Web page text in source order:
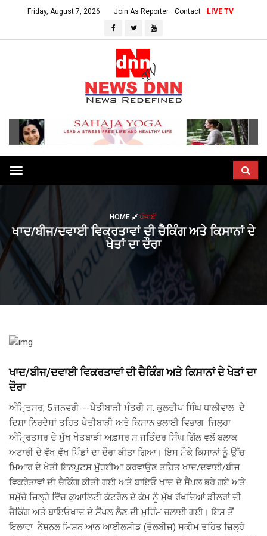
Friday, August 7, 2026 Join As Reporter Contact LIVE TV
Toggle
navigation
HOME ਪੰਜਾਬੀ
ਖਾਦ/ਬੀਜ/ਦਵਾਈ ਵਿਕਰਤਾਵਾਂ ਦੀ ਚੈਕਿੰਗ ਅਤੇ ਕਿਸਾਨਾਂ ਦੇ
ਖੇਤਾਂ ਦਾ ਦੌਰਾ
ਖਾਦ/ਬੀਜ/ਦਵਾਈ ਵਿਕਰਤਾਵਾਂ ਦੀ ਚੈਕਿੰਗ ਅਤੇ ਕਿਸਾਨਾਂ ਦੇ ਖੇਤਾਂ ਦਾ
ਦੌਰਾ
ਅੰਮਿ੍ਤਸਰ, 5 ਜਨਵਰੀ---ਖੇਤੀਬਾੜੀ ਮੰਤਰੀ ਸ. ਕੁਲਦੀਪ ਸਿੰਘ ਧਾਲੀਵਾਲ ਦੇ
ਦਿਸ਼ਾ ਨਿਰਦੇਸ਼ਾਂ ਤਹਿਤ ਖੇਤੀਬਾੜੀ ਅਤੇ ਕਿਸਾਨ ਭਲਾਈ ਵਿਭਾਗ ਜਿਲ੍ਹਾ
ਅੰਮ੍ਰਿਤਸਰ ਦੇ ਮੁੱਖ ਖੇਤਬਾੜੀ ਅਫ਼ਸਰ ਸ ਜਤਿੰਦਰ ਸਿੰਘ ਗਿੱਲ ਵਲੋਂ ਬਲਾਕ
ਅਟਾਰੀ ਦੇ ਵੱਖ ਵੱਖ ਪਿੰਡਾਂ ਦਾ ਦੌਰਾ ਕੀਤਾ ਗਿਆ। ਇਸ ਮੌਕੇ ਕਿਸਾਨਾਂ ਨੂੰ ਉੱਚ
ਮਿਆਰ ਦੇ ਖੇਤੀ ਇਨਪੁਟਸ ਮੁੱਹਈਆ ਕਰਵਾਉਣ ਤਹਿਤ ਖਾਦ/ਦਵਾਈ/ਬੀਜ
ਵਿਕਰੇਤਾਵਾਂ ਦੀ ਚੈਕਿੰਗ ਕੀਤੀ ਗਈ ਅਤੇ ਬਾਇਓ ਖਾਦ ਦੇ ਸੈਂਪਲ ਭਰੇ ਗਏ ਅਤੇ
ਸਮੁੱਚੇ ਜ਼ਿਲ੍ਹੇ ਵਿੱਚ ਕੁਆਲਿਟੀ ਕੰਟਰੋਲ ਦੇ ਕੰਮ ਨੂੰ ਮੁੱਖ ਰੱਖਦਿਆਂ ਡੀਲਰਾਂ ਦੀ
ਚੈਕਿੰਗ ਅਤੇ ਬਾਇਓਖਾਦ ਦੇ ਸੈਂਪਲ ਲੈਣ ਦੀ ਮੁਹਿੰਮ ਚਲਾਈ ਗਈ। ਇਸ ਤੋਂ
ਇਲਾਵਾ ਨੈਸ਼ਨਲ ਮਿਸ਼ਨ ਆਨ ਆਈਲਸੀਡ (ਤੇਲਬੀਜ) ਸਕੀਮ ਤਹਿਤ ਜ਼ਿਲ੍ਹੇ